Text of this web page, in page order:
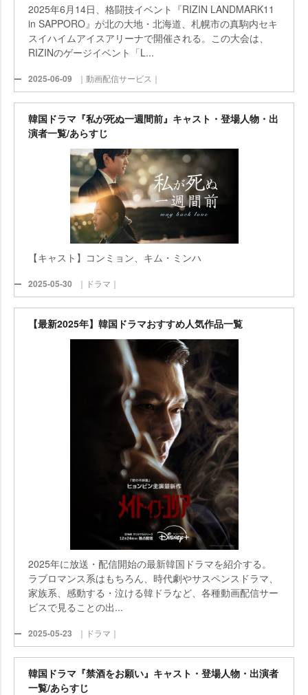
2025年6月14日、格闘技イベント『RIZIN LANDMARK11
in SAPPORO』が北の大地・北海道、札幌市の真駒内セキ
スイハイムアイスアリーナで開催される。この大会は、
RIZINのゲージイベント「L...
2025-06-09 ｜動画配信サービス｜
韓国ドラマ『私が死ぬ一週間前』キャスト・登場人物・出
演者一覧/あらすじ
【キャスト】コンミョン、キム・ミンハ
2025-05-30 ｜ドラマ｜
【最新2025年】韓国ドラマおすすめ人気作品一覧
2025年に放送・配信開始の最新韓国ドラマを紹介する。
ラブロマンス系はもちろん、時代劇やサスペンスドラマ、
家族系、感動する・泣ける韓ドラなど、各種動画配信サー
ビスで見ることの出...
2025-05-23 ｜ドラマ｜
韓国ドラマ『禁酒をお願い』キャスト・登場人物・出演者
一覧/あらすじ